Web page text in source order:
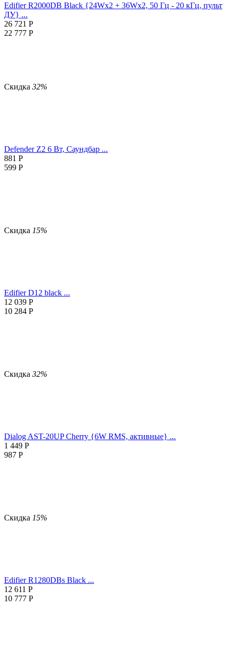
Edifier R2000DB Black {24Wx2 + 36Wx2, 50 Гц - 20 кГц, пульт
ДУ} ...
26 721 Р
22 777 Р
Скидка 32%
Defender Z2 6 Вт, Саундбар ...
881 Р
599 Р
Скидка 15%
Edifier D12 black ...
12 039 Р
10 284 Р
Скидка 32%
Dialog AST-20UP Cherry {6W RMS, активные} ...
1 449 Р
987 Р
Скидка 15%
Edifier R1280DBs Black ...
12 611 Р
10 777 Р